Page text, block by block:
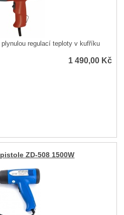
regulací teploty v kufříku
1 490,00 Kč
ZD-508 1500W